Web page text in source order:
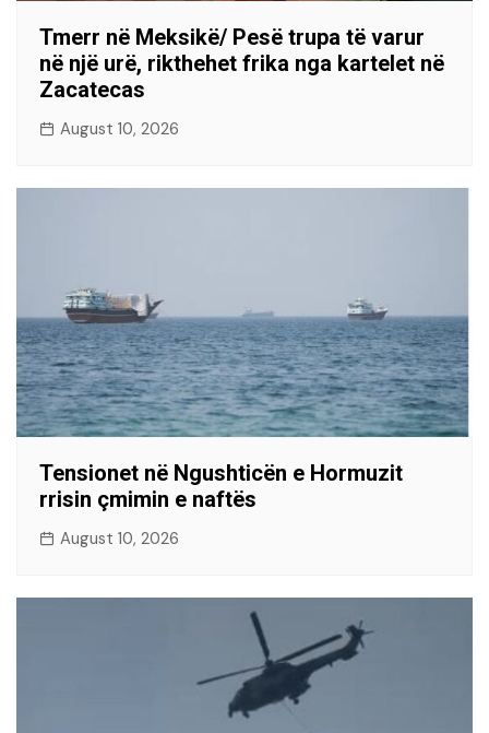
Tmerr në Meksikë/ Pesë trupa të varur
në një urë, rikthehet frika nga kartelet në
Zacatecas
August 10, 2026
Tensionet në Ngushticën e Hormuzit
rrisin çmimin e naftës
August 10, 2026